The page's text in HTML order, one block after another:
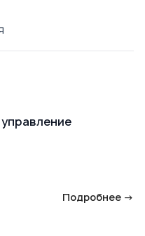
Подробнее →